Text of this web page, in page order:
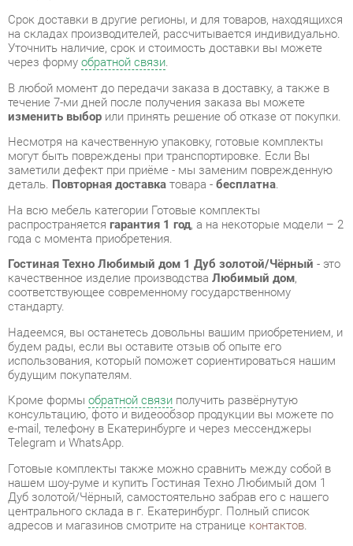
В любой момент до передачи заказа в доставку, а также в
течение 7-ми дней после получения заказа вы можете
изменить выборили принять решение об отказе от покупки.
могут быть повреждены при транспортировке. Если Вы
заметили дефект при приёме - мы заменим поврежденную
деталь.Повторная доставкатовара -бесплатна.
На всю мебель категории Готовые комплекты
распространяетсягарантия 1 год, а на некоторые модели – 2
года с момента приобретения.
Гостиная Техно Любимый дом 1 Дуб золотой/Чёрный
качественное изделие производстваЛюбимый дом
соответствующее современному государственному
стандарту.
Надеемся, вы останетесь довольны вашим приобретением, и
будем рады, если вы оставите отзыв об опыте его
использования, который поможет сориентироваться нашим
будущим покупателям.
Кроме формы
получить развёрнутую
консультацию, фото и видеообзор продукции вы можете по
e-mail, телефону в Екатеринбурге и через мессенджеры
Telegram и WhatsApp.
Готовые комплекты также можно сравнить между собой в
нашем шоу-руме и купить Гостиная Техно Любимый дом 1
Дуб золотой/Чёрный, самостоятельно забрав его с нашего
центрального склада в г. Екатеринбург. Полный список
адресов и магазинов смотрите на странице
Материал
Стекло
Цвет
Дуб золотой/чёрный